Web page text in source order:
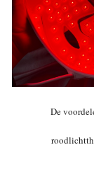
De